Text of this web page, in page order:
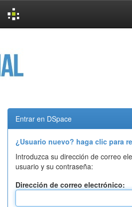
Entrar en DSpace
¿Usuario nuevo? haga clic para
Introduzca su dirección de correo
usuario y su contraseña:
Dirección de correo electrónico: